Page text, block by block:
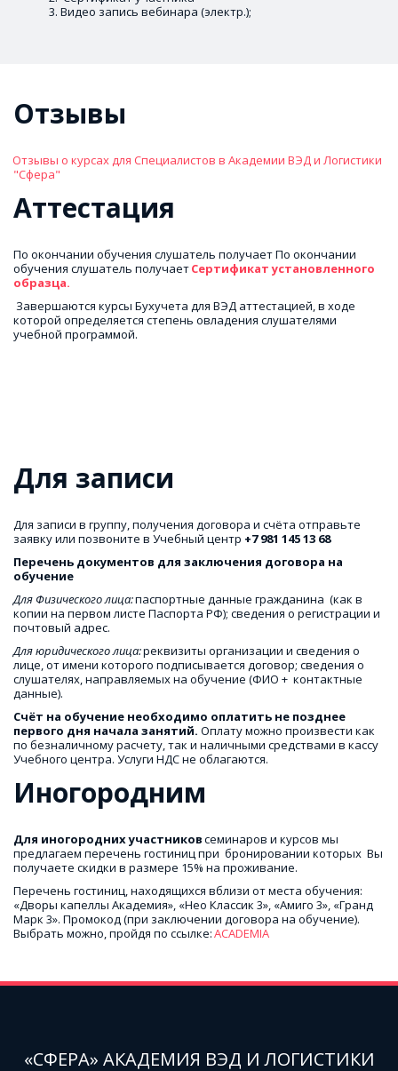
Видео запись вебинара (электр.);
Отзывы
Отзывы о курсах для Специалистов в Академии ВЭД и Логистики
"Сфера"
Аттестация
По окончании обучения слушатель получает По окончании
обучения слушатель получает Сертификат установленного
образца.
Завершаются курсы Бухучета для ВЭД аттестацией, в ходе
которой определяется степень овладения слушателями
учебной программой.
Для записи
Для записи в группу, получения договора и счёта отправьте
заявку или позвоните в Учебный центр +7 981 145 13 68
Перечень документов для заключения договора на
обучение
Для Физического лица: паспортные данные гражданина  (как в
копии на первом листе Паспорта РФ); сведения о регистрации и
почтовый адрес.
Для юридического лица: реквизиты организации и сведения о
лице, от имени которого подписывается договор; сведения о
слушателях, направляемых на обучение (ФИО +  контактные
данные).
Счёт на обучение необходимо оплатить не позднее
первого дня начала занятий. Оплату можно произвести как
по безналичному расчету, так и наличными средствами в кассу
Учебного центра. Услуги НДС не облагаются.
Иногородним
Для иногородних участников семинаров и курсов мы
предлагаем перечень гостиниц при  бронировании которых  Вы
получаете скидки в размере 15% на проживание.
Перечень гостиниц, находящихся вблизи от места обучения:
«Дворы капеллы Академия», «Нео Классик 3», «Амиго 3», «Гранд
Марк 3». Промокод (при заключении договора на обучение).
Выбрать можно, пройдя по ссылке: ACADEMIA
«СФЕРА» АКАДЕМИЯ ВЭД И ЛОГИСТИКИ